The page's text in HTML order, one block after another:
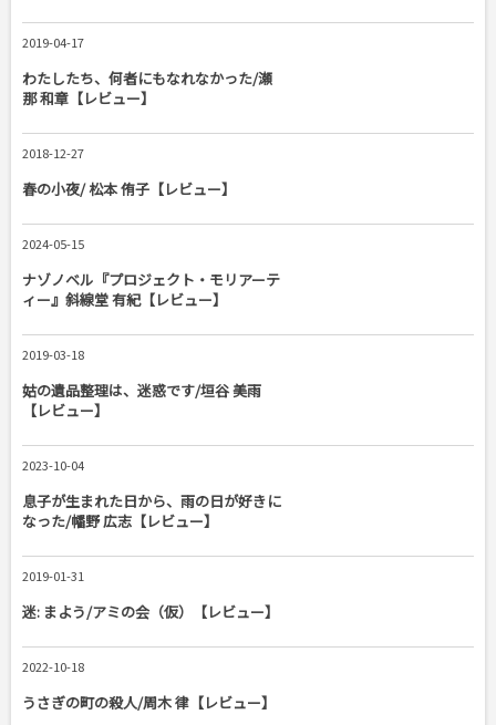
2019-04-17
わたしたち、何者にもなれなかった/瀬
那 和章【レビュー】
2018-12-27
春の小夜/ 松本 侑子【レビュー】
2024-05-15
ナゾノベル『プロジェクト・モリアーテ
ィー』斜線堂 有紀【レビュー】
2019-03-18
姑の遺品整理は、迷惑です/垣谷 美雨
【レビュー】
2023-10-04
息子が生まれた日から、雨の日が好きに
なった/幡野 広志【レビュー】
2019-01-31
迷: まよう/アミの会（仮）【レビュー】
2022-10-18
うさぎの町の殺人/周木 律【レビュー】